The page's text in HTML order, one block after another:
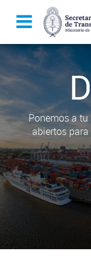
Ponemos a
abiertos